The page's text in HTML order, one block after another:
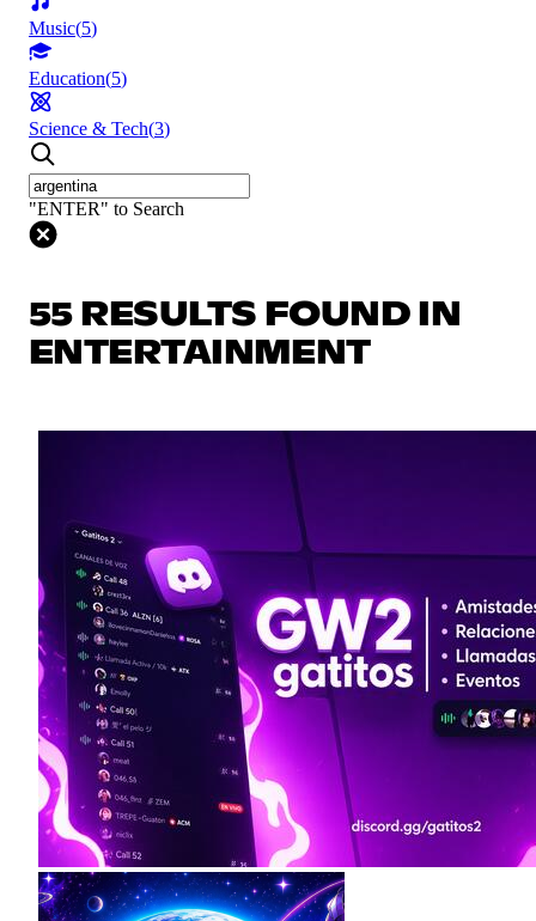
Music(5)
Education(5)
Science & Tech(3)
"ENTER" to Search
55 RESULTS FOUND IN
ENTERTAINMENT